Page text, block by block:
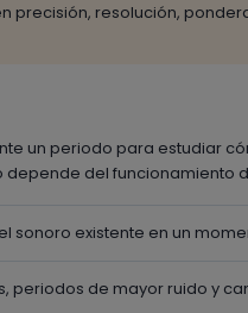
precisión, resolución,
un periodo para estudiar
depende del funcionamiento
sonoro existente en un
periodos de mayor ruido y